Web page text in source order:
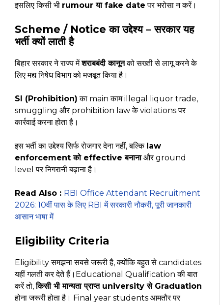
इसलिए किसी भी rumour या fake date पर भरोसा न करें।
Scheme / Notice का उद्देश्य – सरकार यह
भर्ती क्यों लाती है
बिहार सरकार ने राज्य मेंशराबबंदी कानूनको सख्ती से लागू करने के
लिए मद्य निषेध विभाग को मजबूत किया है।
SI (Prohibition) का main काम illegal liquor trade,
smuggling और prohibition law के violations पर
कार्रवाई करना होता है।
इस भर्ती का उद्देश्य सिर्फ रोजगार देना नहीं, बल्कि law
enforcement को effective बनानाऔर ground
level पर निगरानी बढ़ाना है।
Read Also : RBI Office Attendant Recruitment
2026: 10वीं पास के लिए RBI में सरकारी नौकरी, पूरी जानकारी
आसान भाषा में
Eligibility Criteria
Eligibility समझना सबसे जरूरी है, क्योंकि बहुत से candidates
यहीं गलती कर देते हैं।Educational Qualification की बात
करें तो,किसी भी मान्यता प्राप्त university से Graduation
होना जरूरी होता है। Final year students आमतौर पर